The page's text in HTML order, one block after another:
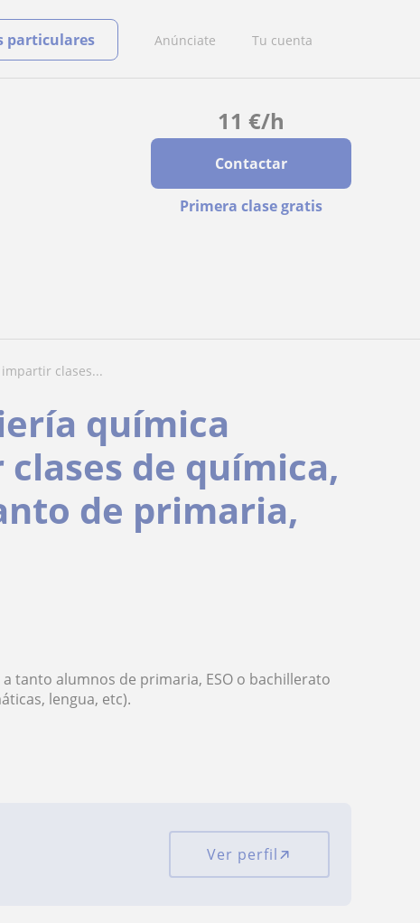
Anúnciate Tu cuenta
particulares
11 €/h
Contactar
Primera clase gratis
clases...
química
de química,
de primaria,
tanto alumnos de primaria, ESO o bachillerato
lengua, etc).
Ver perfil